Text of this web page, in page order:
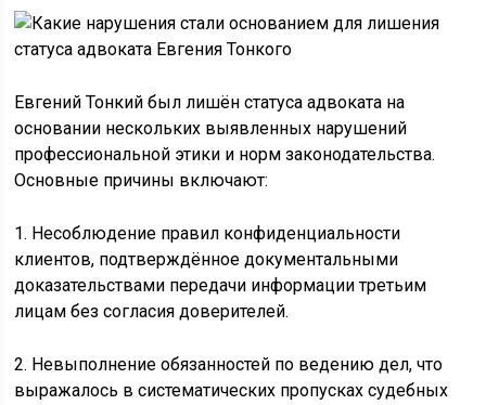
Евгений Тонкий был лишён статуса адвоката на
основании нескольких выявленных нарушений
профессиональной этики и норм законодательства.
Основные причины включают:
1. Несоблюдение правил конфиденциальности
клиентов, подтверждённое документальными
доказательствами передачи информации третьим
лицам без согласия доверителей.
2. Невыполнение обязанностей по ведению дел, что
выражалось в систематических пропусках судебных